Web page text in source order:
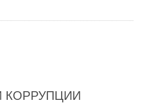
КОРРУПЦИИ